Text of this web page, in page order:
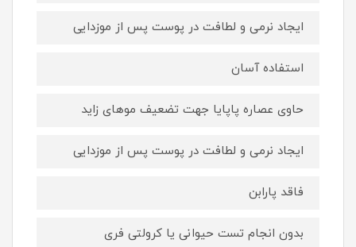
ایجاد نرمی و لطافت در پوست پس از موزدایی
استفاده آسان
حاوی عصاره پاپایا جهت تضعیف موهای زاید
ایجاد نرمی و لطافت در پوست پس از موزدایی
فاقد پارابن
بدون انجام تست حیوانی یا کرولتی فری